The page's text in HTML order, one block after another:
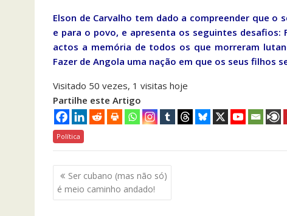
Elson de Carvalho tem dado a compreender que
e para o povo, e apresenta os seguintes
actos a memória de todos os que morreram
Fazer de Angola uma nação em que os seus filhos
Visitado 50 vezes, 1 visitas hoje
Partilhe este Artigo
Política
Navegação
de
artigos
Ser cubano (mas não só)
é meio caminho andado!